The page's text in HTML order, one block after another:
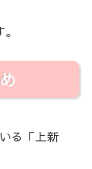
る「上新